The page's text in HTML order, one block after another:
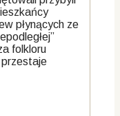
płynących ze
folkloru